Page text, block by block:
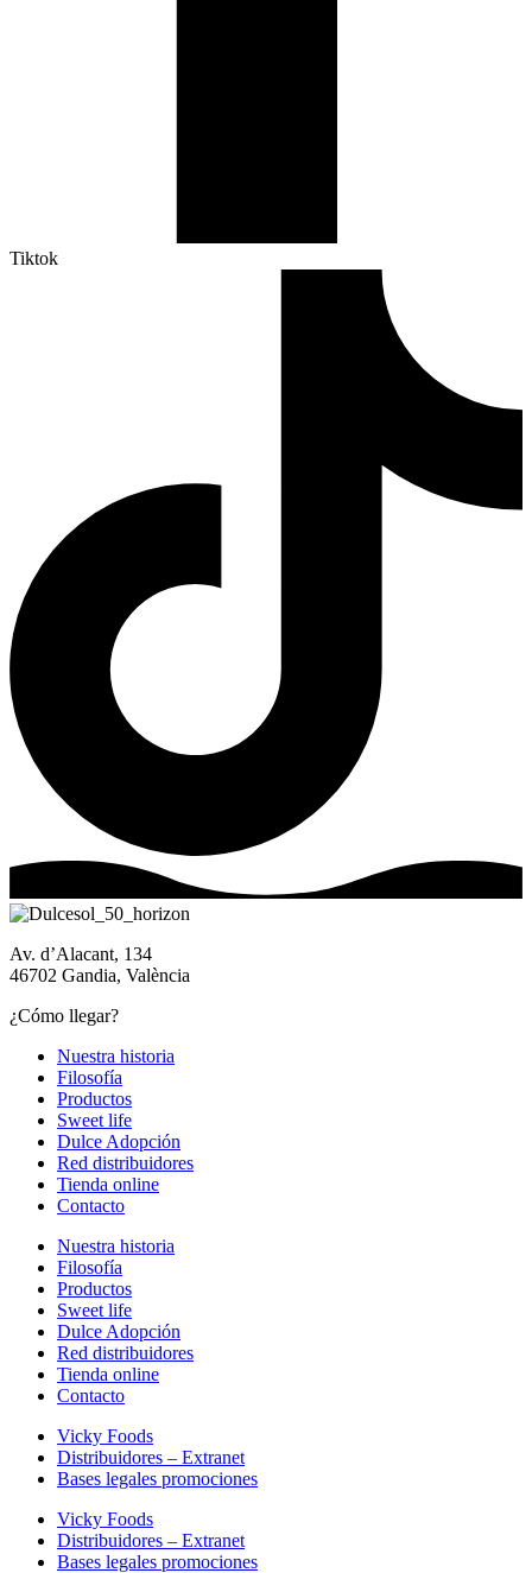
Tiktok
Av. d’Alacant, 134
46702 Gandia, València
¿Cómo llegar?
Nuestra historia
Filosofía
Productos
Sweet life
Dulce Adopción
Red distribuidores
Tienda online
Contacto
Nuestra historia
Filosofía
Productos
Sweet life
Dulce Adopción
Red distribuidores
Tienda online
Contacto
Vicky Foods
Distribuidores – Extranet
Bases legales promociones
Vicky Foods
Distribuidores – Extranet
Bases legales promociones